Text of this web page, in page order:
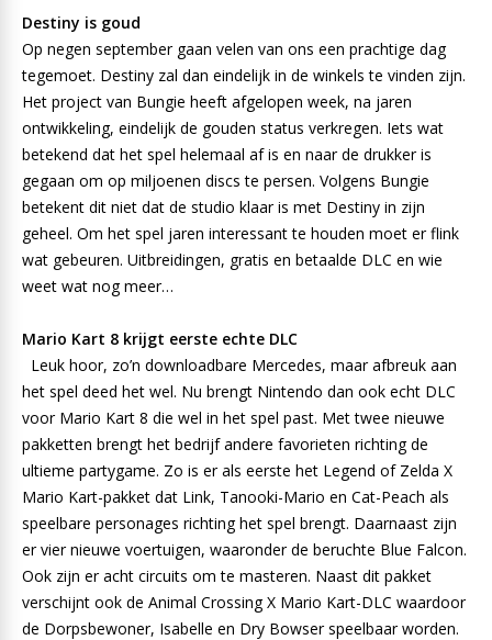
Destiny is goud
Op negen september gaan velen van ons een prachtige dag
tegemoet. Destiny zal dan eindelijk in de winkels te vinden zijn.
Het project van Bungie heeft afgelopen week, na jaren
ontwikkeling, eindelijk de gouden status verkregen. Iets wat
betekend dat het spel helemaal af is en naar de drukker is
gegaan om op miljoenen discs te persen. Volgens Bungie
betekent dit niet dat de studio klaar is met Destiny in zijn
geheel. Om het spel jaren interessant te houden moet er flink
wat gebeuren. Uitbreidingen, gratis en betaalde DLC en wie
weet wat nog meer…
Mario Kart 8 krijgt eerste echte DLC
Leuk hoor, zo’n downloadbare Mercedes, maar afbreuk aan
het spel deed het wel. Nu brengt Nintendo dan ook echt DLC
voor Mario Kart 8 die wel in het spel past. Met twee nieuwe
pakketten brengt het bedrijf andere favorieten richting de
ultieme partygame. Zo is er als eerste het Legend of Zelda X
Mario Kart-pakket dat Link, Tanooki-Mario en Cat-Peach als
speelbare personages richting het spel brengt. Daarnaast zijn
er vier nieuwe voertuigen, waaronder de beruchte Blue Falcon.
Ook zijn er acht circuits om te masteren. Naast dit pakket
verschijnt ook de Animal Crossing X Mario Kart-DLC waardoor
de Dorpsbewoner, Isabelle en Dry Bowser speelbaar worden.